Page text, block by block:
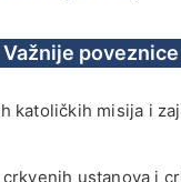
Važnije poveznice
katoličkih misija i
ustanova i